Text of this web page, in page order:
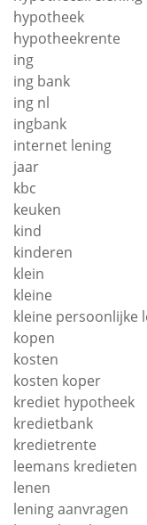
hypotheek
hypotheekrente
ing
ing bank
ing nl
ingbank
internet lening
jaar
kbc
keuken
kind
kinderen
klein
kleine
kleine persoonlijke
kopen
kosten
kosten koper
krediet hypotheek
kredietbank
kredietrente
leemans kredieten
lenen
lening aanvragen